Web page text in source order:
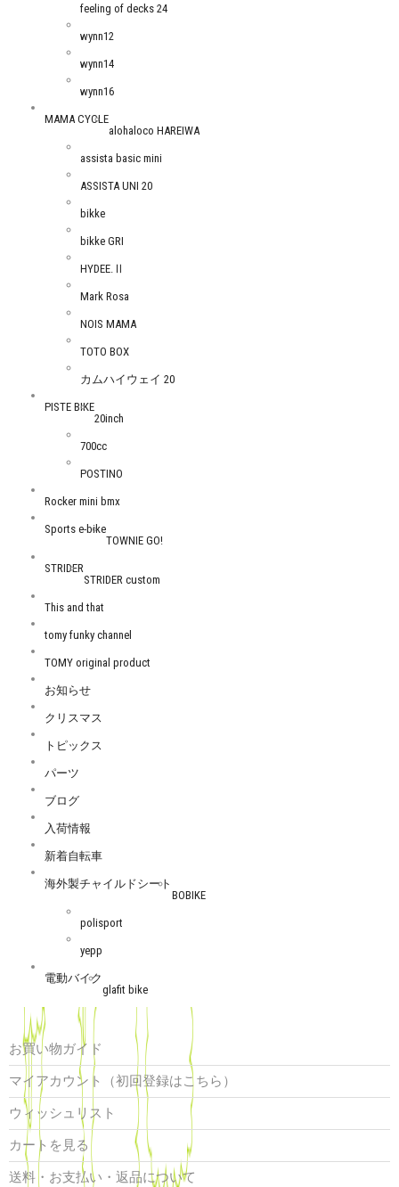
feeling of decks 24
wynn12
wynn14
wynn16
MAMA CYCLE
alohaloco HAREIWA
assista basic mini
ASSISTA UNI 20
bikke
bikke GRI
HYDEE.Ⅱ
Mark Rosa
NOIS MAMA
TOTO BOX
カムハイウェイ 20
PISTE BIKE
20inch
700cc
POSTINO
Rocker mini bmx
Sports e-bike
TOWNIE GO!
STRIDER
STRIDER custom
This and that
tomy funky channel
TOMY original product
お知らせ
クリスマス
トピックス
パーツ
ブログ
入荷情報
新着自転車
海外製チャイルドシート
BOBIKE
polisport
yepp
電動バイク
glafit bike
お買い物ガイド
マイアカウント（初回登録はこちら）
ウィッシュリスト
カートを見る
送料・お支払い・返品について